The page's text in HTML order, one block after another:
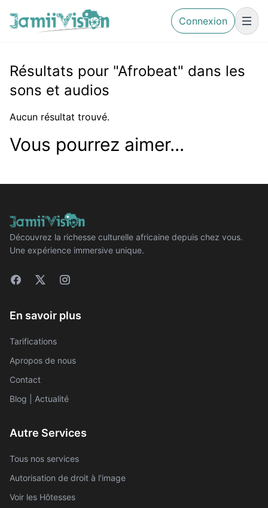
Connexion
Résultats pour "Afrobeat" dans les
sons et audios
Aucun résultat trouvé.
Vous pourrez aimer...
Découvrez la richesse culturelle africaine depuis chez vous.
Une expérience immersive unique.
En savoir plus
Tarifications
Apropos de nous
Contact
Blog | Actualité
Autre Services
Tous nos services
Autorisation de droit à l'image
Voir les Hôtesses